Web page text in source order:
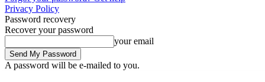
Privacy Policy
Password recovery
Recover your password
your email
A password will be e-mailed to you.